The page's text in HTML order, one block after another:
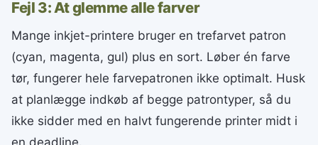
Fejl 3: At glemme alle farver
Mange inkjet-printere bruger en trefarvet patron
(cyan, magenta, gul) plus en sort. Løber én farve
tør, fungerer hele farvepatronen ikke optimalt. Husk
at planlægge indkøb af begge patrontyper, så du
ikke sidder med en halvt fungerende printer midt i
en deadline.